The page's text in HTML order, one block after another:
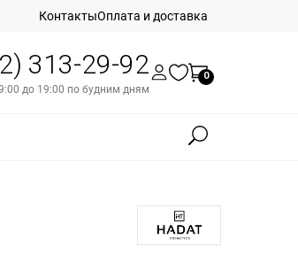
КонтактыОплата и доставка
313-29-92
до 19:00 по будним дням
0